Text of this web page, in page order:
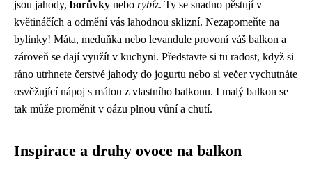
jsou jahody, borůvky nebo rybíz. Ty se snadno pěstují v
květináčích a odmění vás lahodnou sklizní. Nezapomeňte na
bylinky! Máta, meduňka nebo levandule provoní váš balkon a
zároveň se dají využít v kuchyni. Představte si tu radost, když si
ráno utrhnete čerstvé jahody do jogurtu nebo si večer vychutnáte
osvěžující nápoj s mátou z vlastního balkonu. I malý balkon se
tak může proměnit v oázu plnou vůní a chutí.
Inspirace a druhy ovoce na balkon